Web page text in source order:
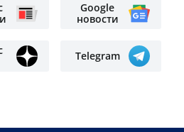
Google
новости
Telegram